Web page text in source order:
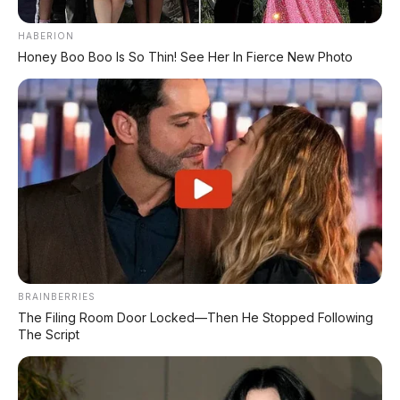
baterai LFP (Lithium Ferro Phosphate) yang aman
dan tahan lama. Anda bisa mengisi baterai di
rumah atau di stasiun pengisian umum, lalu mobil
akan berjalan dengan mode listrik murni (EV)
untuk penggunaan sehari-hari (misal: ke kantor,
antar anak sekolah) tanpa menggunakan bensin
sama sekali. Saat baterai habis, mesin bensin akan
bekerja, dan konsumsi tetap terjaga berkat
efisiensi sistem hybrid.
🛡️ Keamanan: "Bunker"
Berjalan dengan Jaminan
Keselamatan
Hongqi H7 PHEV disebut sebagai "mobile safety
fortress" (benteng keselamatan berjalan). Desain
HABERION
Honey Boo Boo Is So Thin! See Her In Fierce New Photo
BRAINBERRIES
The Filing Room Door Locked—Then He Stopped Following
The Script